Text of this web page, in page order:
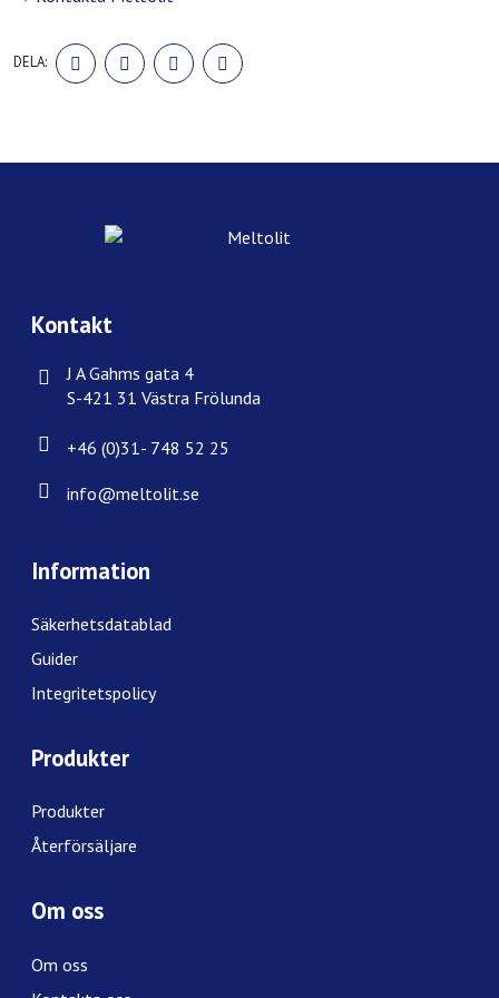
DELA:
DELA
PÅ
FACEBOOK
DELA
PÅ
TWITTER
DELA
PÅ
LINKEDIN
PÅ
Kontakt
J A Gahms gata 4
S-421 31 Västra Frölunda
+46 (0)31- 748 52 25
info@meltolit.se
Information
Säkerhetsdatablad
Guider
Integritetspolicy
Produkter
Produkter
Återförsäljare
Om oss
Om oss